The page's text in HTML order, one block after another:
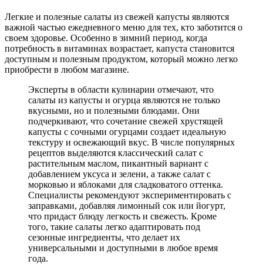
Легкие и полезные салаты из свежей капусты являются
важной частью ежедневного меню для тех, кто заботится о
своем здоровье. Особенно в зимний период, когда
потребность в витаминах возрастает, капуста становится
доступным и полезным продуктом, который можно легко
приобрести в любом магазине.
Эксперты в области кулинарии отмечают, что
салаты из капусты и огурца являются не только
вкусными, но и полезными блюдами. Они
подчеркивают, что сочетание свежей хрустящей
капусты с сочными огурцами создает идеальную
текстуру и освежающий вкус. В числе популярных
рецептов выделяются классический салат с
растительным маслом, пикантный вариант с
добавлением уксуса и зелени, а также салат с
морковью и яблоками для сладковатого оттенка.
Специалисты рекомендуют экспериментировать с
заправками, добавляя лимонный сок или йогурт,
что придаст блюду легкость и свежесть. Кроме
того, такие салаты легко адаптировать под
сезонные ингредиенты, что делает их
универсальными и доступными в любое время
года.